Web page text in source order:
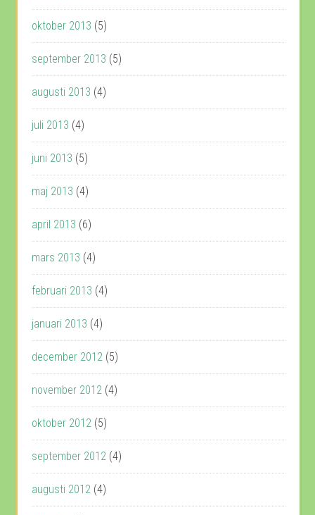
oktober 2013 (5)
september 2013 (5)
augusti 2013 (4)
juli 2013 (4)
juni 2013 (5)
maj 2013 (4)
april 2013 (6)
mars 2013 (4)
februari 2013 (4)
januari 2013 (4)
december 2012 (5)
november 2012 (4)
oktober 2012 (5)
september 2012 (4)
augusti 2012 (4)